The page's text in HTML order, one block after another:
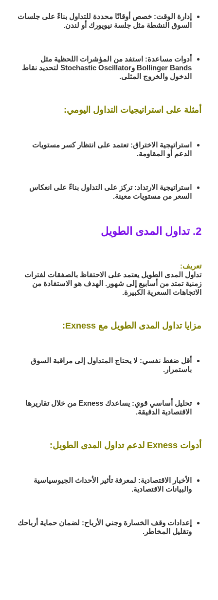
إدارة الوقت: خصص أوقاتًا محددة للتداول بناءً على جلسات
السوق النشطة مثل جلسة نيويورك أو لندن.
أدوات مساعدة: استفد من المؤشرات اللحظية مثل
Bollinger Bands وStochastic Oscillator لتحديد نقاط
الدخول والخروج المثلى.
أمثلة على استراتيجيات التداول اليومي:
استراتيجية الاختراق: تعتمد على انتظار كسر مستويات
الدعم أو المقاومة.
استراتيجية الارتداد: تركز على التداول بناءً على انعكاس
السعر من مستويات معينة.
2. تداول المدى الطويل
تعريف:
تداول المدى الطويل يعتمد على الاحتفاظ بالصفقات لفترات
زمنية تمتد من أسابيع إلى شهور. الهدف هو الاستفادة من
الاتجاهات السعرية الكبيرة.
مزايا تداول المدى الطويل مع Exness:
أقل ضغط نفسي: لا يحتاج المتداول إلى مراقبة السوق
باستمرار.
تحليل أساسي قوي:
يساعدك Exness من خلال تقاريرها
الاقتصادية الدقيقة.
أدوات Exness لدعم تداول المدى الطويل:
الأخبار الاقتصادية: لمعرفة تأثير الأحداث الجيوسياسية
والبيانات الاقتصادية.
إعدادات وقف الخسارة وجني الأرباح: لضمان حماية أرباحك
وتقليل المخاطر.